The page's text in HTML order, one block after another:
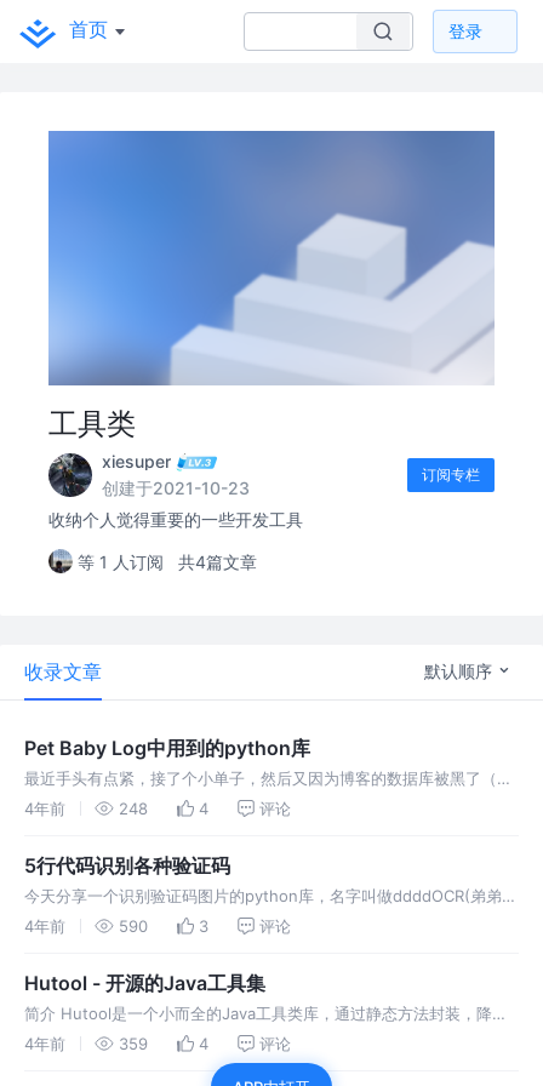
首页 登录
工具类
xiesuper
创建于2021-10-23
订阅专栏
收纳个人觉得重要的一些开发工具
等 1 人订阅 共4篇文章
收录文章 默认顺序
Pet Baby Log中用到的python库
最近手头有点紧，接了个小单子，然后又因为博客的数据库被黑了（妈
了个巴子，艹），然后就把里面用到的有点用的东西记录到掘金吧😭
4年前 248 4 评论
5行代码识别各种验证码
今天分享一个识别验证码图片的python库，名字叫做ddddOCR(弟弟带
我） 项目地址 对新手十分友好 环境要求 pip安装 参数说明 代码实现
4年前 590 3 评论
Hutool - 开源的Java工具集
简介 Hutool是一个小而全的Java工具类库，通过静态方法封装，降低
相关API的学习成本，提高工作效率，使Java拥有函数式语言般的优
雅，让Java语言也可以“甜甜的”。 Hutool中的工具方法
4年前 359 4 评论